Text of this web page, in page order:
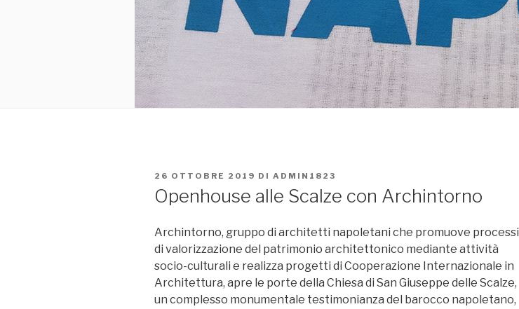
PUBBLICATO
IL
26 OTTOBRE 2019 DI ADMIN1823
Openhouse alle Scalze con Archintorno
Archintorno, gruppo di architetti napoletani che promuove processi
di valorizzazione del patrimonio architettonico mediante attività
socio-culturali e realizza progetti di Cooperazione Internazionale in
Architettura, apre le porte della Chiesa di San Giuseppe delle Scalze,
un complesso monumentale testimonianza del barocco napoletano,